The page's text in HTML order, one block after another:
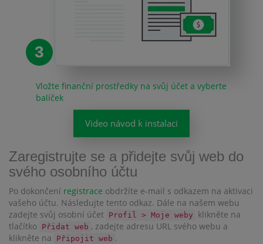
3
Vložte finanční prostředky na svůj účet a vyberte
balíček
Video návod k instalaci
Zaregistrujte se a přidejte svůj web do
svého osobního účtu
Po dokončení registrace obdržíte e-mail s odkazem na aktivaci
vašeho účtu. Následujte tento odkaz. Dále na našem webu
zadejte svůj osobní účet Profil > Moje weby
klikněte na
tlačítko Přidat web , zadejte adresu URL svého webu a
klikněte na
Připojit web .